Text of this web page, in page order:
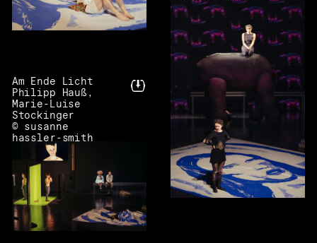
Am Ende Licht
Philipp Hauß,
Marie-Luise
Stockinger
© susanne
hassler-smith